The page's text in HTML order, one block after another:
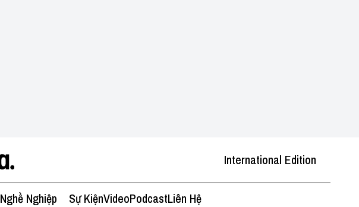
International Edition
Nghề Nghiệp Sự KiệnVideoPodcastLiên Hệ